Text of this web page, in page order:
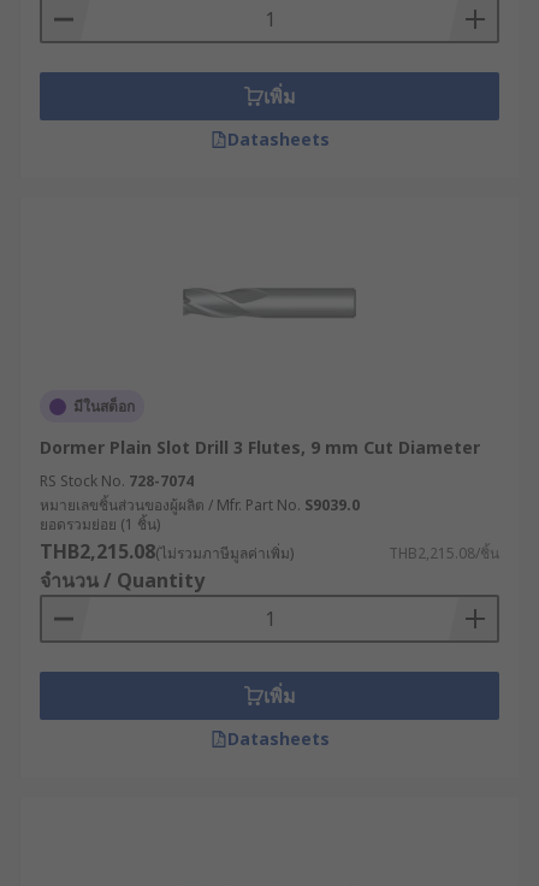
เพิ่ม
Datasheets
มีในสต็อก
Dormer Plain Slot Drill 3 Flutes, 9 mm Cut Diameter
RS Stock No. 728-7074
หมายเลขชิ้นส่วนของผู้ผลิต / Mfr. Part No. S9039.0
ยอดรวมย่อย (1 ชิ้น)
THB2,215.08(ไม่รวมภาษีมูลค่าเพิ่ม) THB2,215.08/ชิ้น
จำนวน / Quantity
เพิ่ม
Datasheets